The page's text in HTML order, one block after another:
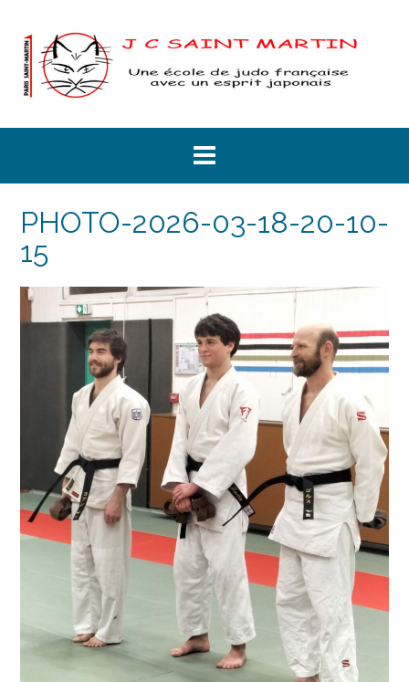
content
PHOTO-2026-03-18-20-10-
15